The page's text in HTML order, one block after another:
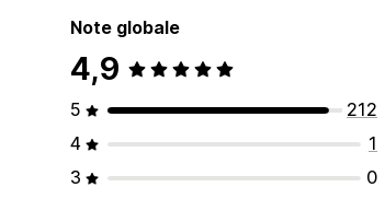
Note globale
4,9
5
212
4
1
3
0